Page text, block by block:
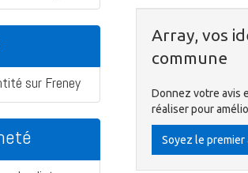
sur Freney
Array, vos
commune
Donnez votre avis
réaliser pour
Soyez le premier